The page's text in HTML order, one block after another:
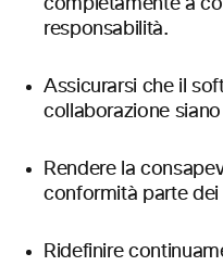
completamente a
responsabilità.
Assicurarsi che il
collaborazione
Rendere la
conformità parte dei
Ridefinire